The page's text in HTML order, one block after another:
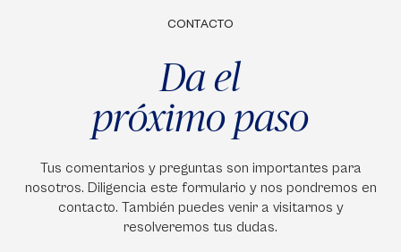
CONTACTO
Da el
próximo paso
Tus comentarios y preguntas son importantes para
nosotros. Diligencia este formulario y nos pondremos en
contacto. También puedes venir a visitarnos y
resolveremos tus dudas.